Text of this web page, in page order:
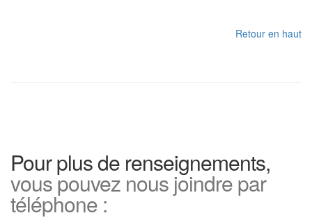
Retour en haut
Pour plus de renseignements,
vous pouvez nous joindre par
téléphone :